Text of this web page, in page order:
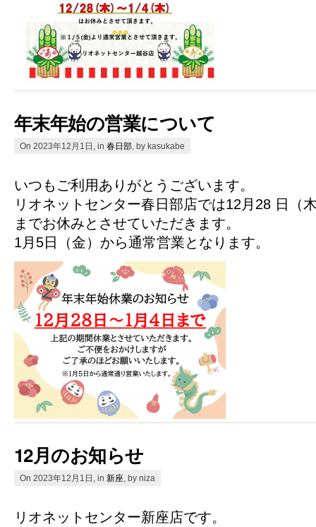
年末年始の営業について
On 2023年12月1日, in 春日部 , by kasukabe
いつもご利用ありがとうございます。
リオネットセンター春日部店では12月28 日（
までお休みとさせていただきます。
1月5日（金）から通常営業となります。
12月のお知らせ
On 2023年12月1日, in 新座 , by niza
リオネットセンター新座店です。